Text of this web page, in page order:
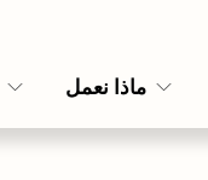
ماذا نعمل